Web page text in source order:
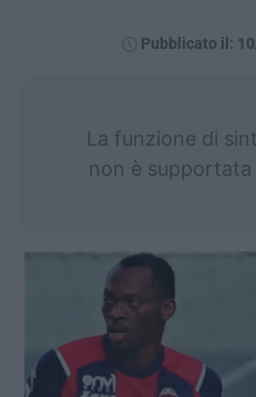
Pubblicato il:
La funzione di
non è